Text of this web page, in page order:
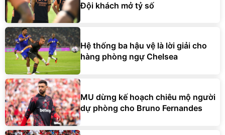
Đội khách mở tỷ số
Hệ thống ba hậu vệ là lời giải cho
hàng phòng ngự Chelsea
MU dừng kế hoạch chiêu mộ người
dự phòng cho Bruno Fernandes